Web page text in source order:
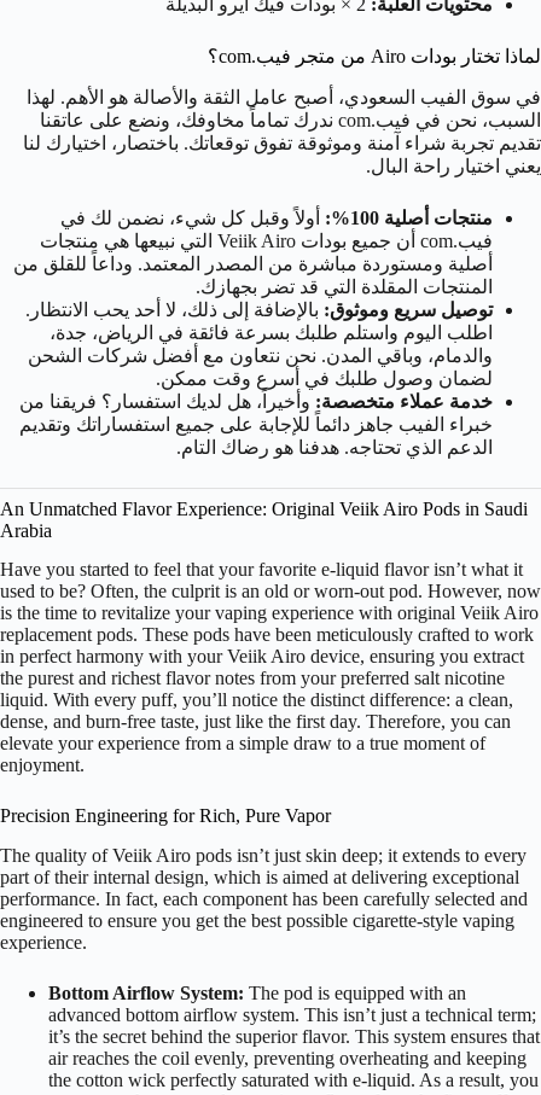
لماذا تختار بودات Airo من متجر فيب.com؟
في سوق الفيب السعودي، أصبح عامل الثقة والأصالة هو الأهم. لهذا
السبب، نحن في فيب.com ندرك تماماً مخاوفك، ونضع على عاتقنا
تقديم تجربة شراء آمنة وموثوقة تفوق توقعاتك. باختصار، اختيارك لنا
يعني اختيار راحة البال.
منتجات أصلية 100%:
أولاً وقبل كل شيء، نضمن لك في
فيب.com أن جميع بودات Veiik Airo التي نبيعها هي منتجات
أصلية ومستوردة مباشرة من المصدر المعتمد. وداعاً للقلق من
المنتجات المقلدة التي قد تضر بجهازك.
توصيل سريع وموثوق: بالإضافة إلى ذلك، لا أحد يحب الانتظار.
اطلب اليوم واستلم طلبك بسرعة فائقة في الرياض، جدة،
والدمام، وباقي المدن. نحن نتعاون مع أفضل شركات الشحن
لضمان وصول طلبك في أسرع وقت ممكن.
خدمة عملاء متخصصة: وأخيراً، هل لديك استفسار؟ فريقنا من
خبراء الفيب جاهز دائماً للإجابة على جميع استفساراتك وتقديم
الدعم الذي تحتاجه. هدفنا هو رضاك التام.
An Unmatched Flavor Experience: Original Veiik Airo Pods in Saudi
Arabia
Have you started to feel that your favorite e-liquid flavor isn’t what it
used to be? Often, the culprit is an old or worn-out pod. However, now
is the time to revitalize your vaping experience with original Veiik Airo
replacement pods. These pods have been meticulously crafted to work
in perfect harmony with your Veiik Airo device, ensuring you extract
the purest and richest flavor notes from your preferred salt nicotine
liquid. With every puff, you’ll notice the distinct difference: a clean,
dense, and burn-free taste, just like the first day. Therefore, you can
elevate your experience from a simple draw to a true moment of
enjoyment.
Precision Engineering for Rich, Pure Vapor
The quality of Veiik Airo pods isn’t just skin deep; it extends to every
part of their internal design, which is aimed at delivering exceptional
performance. In fact, each component has been carefully selected and
engineered to ensure you get the best possible cigarette-style vaping
experience.
Bottom Airflow System: The pod is equipped with an
advanced bottom airflow system. This isn’t just a technical term;
it’s the secret behind the superior flavor. This system ensures that
air reaches the coil evenly, preventing overheating and keeping
the cotton wick perfectly saturated with e-liquid. As a result, you